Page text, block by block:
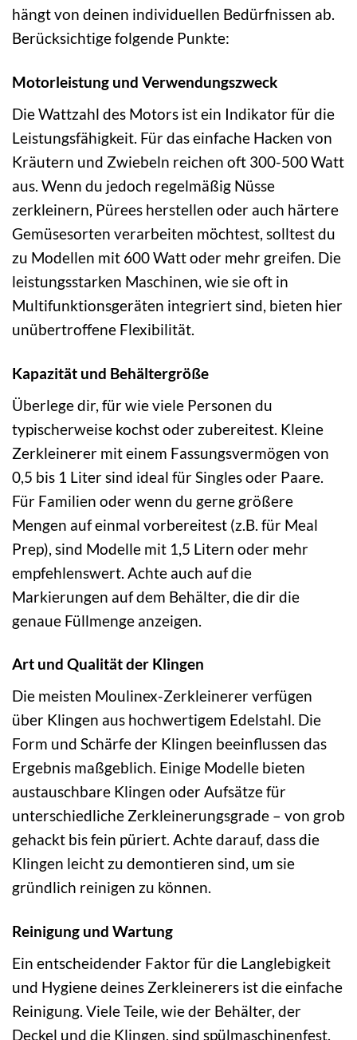
hängt von deinen individuellen Bedürfnissen ab.
Berücksichtige folgende Punkte:
Motorleistung und Verwendungszweck
Die Wattzahl des Motors ist ein Indikator für die
Leistungsfähigkeit. Für das einfache Hacken von
Kräutern und Zwiebeln reichen oft 300-500 Watt
aus. Wenn du jedoch regelmäßig Nüsse
zerkleinern, Pürees herstellen oder auch härtere
Gemüsesorten verarbeiten möchtest, solltest du
zu Modellen mit 600 Watt oder mehr greifen. Die
leistungsstarken Maschinen, wie sie oft in
Multifunktionsgeräten integriert sind, bieten hier
unübertroffene Flexibilität.
Kapazität und Behältergröße
Überlege dir, für wie viele Personen du
typischerweise kochst oder zubereitest. Kleine
Zerkleinerer mit einem Fassungsvermögen von
0,5 bis 1 Liter sind ideal für Singles oder Paare.
Für Familien oder wenn du gerne größere
Mengen auf einmal vorbereitest (z.B. für Meal
Prep), sind Modelle mit 1,5 Litern oder mehr
empfehlenswert. Achte auch auf die
Markierungen auf dem Behälter, die dir die
genaue Füllmenge anzeigen.
Art und Qualität der Klingen
Die meisten Moulinex-Zerkleinerer verfügen
über Klingen aus hochwertigem Edelstahl. Die
Form und Schärfe der Klingen beeinflussen das
Ergebnis maßgeblich. Einige Modelle bieten
austauschbare Klingen oder Aufsätze für
unterschiedliche Zerkleinerungsgrade – von grob
gehackt bis fein püriert. Achte darauf, dass die
Klingen leicht zu demontieren sind, um sie
gründlich reinigen zu können.
Reinigung und Wartung
Ein entscheidender Faktor für die Langlebigkeit
und Hygiene deines Zerkleinerers ist die einfache
Reinigung. Viele Teile, wie der Behälter, der
Deckel und die Klingen, sind spülmaschinenfest.